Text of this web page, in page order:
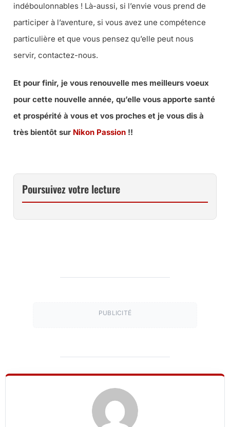
indéboulonnables ! Là-aussi, si l’envie vous prend de
participer à l’aventure, si vous avez une compétence
particulière et que vous pensez qu’elle peut nous
servir, contactez-nous.
Et pour finir, je vous renouvelle mes meilleurs voeux
pour cette nouvelle année, qu’elle vous apporte santé
et prospérité à vous et vos proches et je vous dis à
très bientôt sur Nikon Passion !!
Poursuivez votre lecture
PUBLICITÉ